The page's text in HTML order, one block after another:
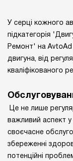
У серці кожного
підкатегорія
Ремонт' на
двигуна, від
кваліфікованого
Це не лише
важливий аспект у
своєчасне
збереженні
потенційні